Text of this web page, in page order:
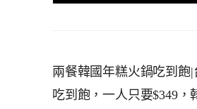
兩餐韓國年糕火鍋吃到飽|
吃到飽，一人只要$349，